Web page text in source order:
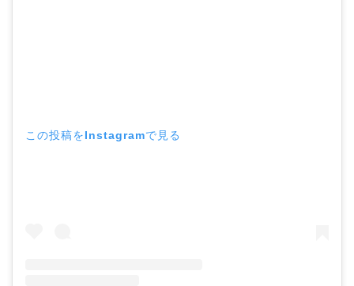
この投稿をInstagramで見る